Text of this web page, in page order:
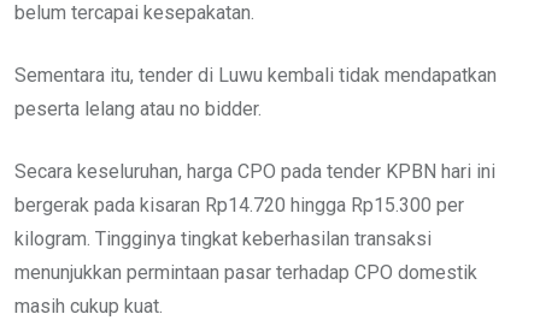
belum tercapai kesepakatan.
Sementara itu, tender di Luwu kembali tidak mendapatkan
peserta lelang atau no bidder.
Secara keseluruhan, harga CPO pada tender KPBN hari ini
bergerak pada kisaran Rp14.720 hingga Rp15.300 per
kilogram. Tingginya tingkat keberhasilan transaksi
menunjukkan permintaan pasar terhadap CPO domestik
masih cukup kuat.